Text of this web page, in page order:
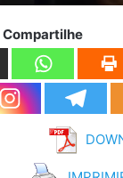
Compartilhe